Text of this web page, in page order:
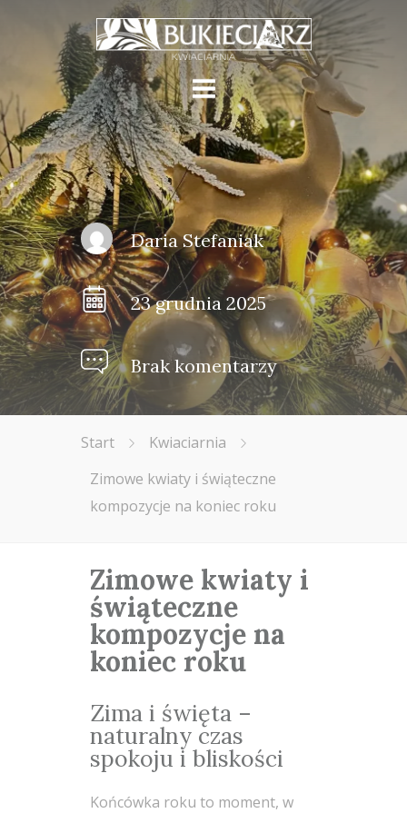
Daria Stefaniak
23 grudnia 2025
Brak komentarzy
Start
Kwiaciarnia
Zimowe kwiaty i świąteczne
kompozycje na koniec roku
Zimowe kwiaty i
świąteczne
kompozycje na
koniec roku
Zima i święta –
naturalny czas
spokoju i bliskości
Końcówka roku to moment, w